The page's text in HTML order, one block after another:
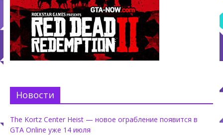
Новости
The Kortz Center Heist — новое ограбление появится в
GTA Online уже 14 июля